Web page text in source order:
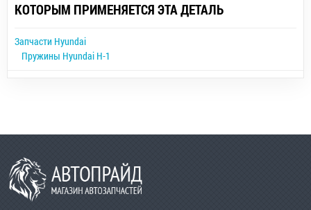
КОТОРЫМ ПРИМЕНЯЕТСЯ ЭТА ДЕТАЛЬ
Запчасти Hyundai
Пружины Hyundai H-1